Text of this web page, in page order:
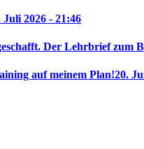
Juli 2026 - 21:46
Der Lehrbrief
auf meinem Plan!20.